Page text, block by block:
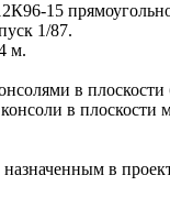
15
1/87.
м.
в
в
в